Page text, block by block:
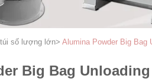
số lượng lớn> Alumina Powder Big
Big Bag